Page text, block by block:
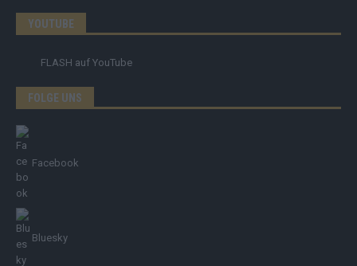
YOUTUBE
FLASH auf YouTube
FOLGE UNS
Facebook
Bluesky